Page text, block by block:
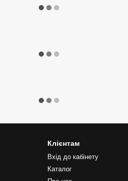
Клієнтам
Вхід до кабінету
Каталог